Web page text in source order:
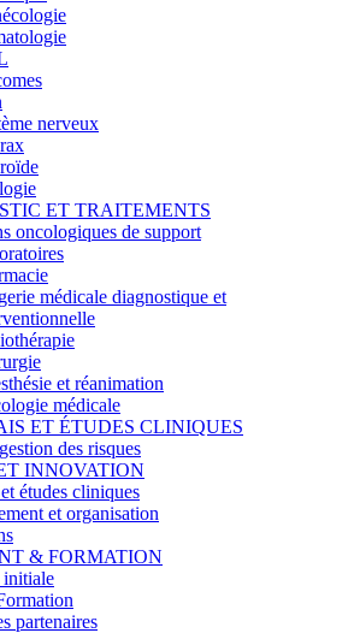
nerveux
ET TRAITEMENTS
oncologiques de support
médicale diagnostique et
et réanimation
médicale
ET ÉTUDES CLINIQUES
des risques
INNOVATION
études cliniques
et organisation
& FORMATION
initiale
partenaires